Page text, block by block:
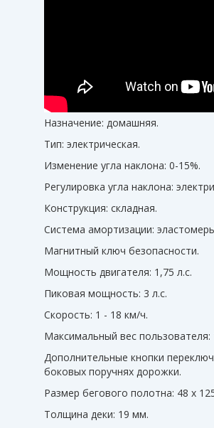
Назначение: домашняя.
Тип: электрическая.
Изменение угла наклона: 0-15%.
Регулировка угла наклона:
Конструкция: складная.
Система амортизации:
Магнитный ключ безопасности.
Мощность двигателя: 1,75 л.с.
Пиковая мощность: 3 л.с.
Скорость: 1 - 18 км/ч.
Максимальный вес пользователя:
Дополнительные кнопки
боковых поручнях дорожки.
Размер бегового полотна: 48 x
Толщина деки: 19 мм.